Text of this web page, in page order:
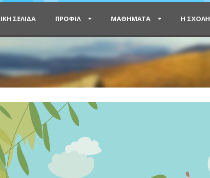
ΣΕΛΙΔΑ ΠΡΟΦΙΛ ΜΑΘΗΜΑΤΑ Η ΣΧΟΛΗ